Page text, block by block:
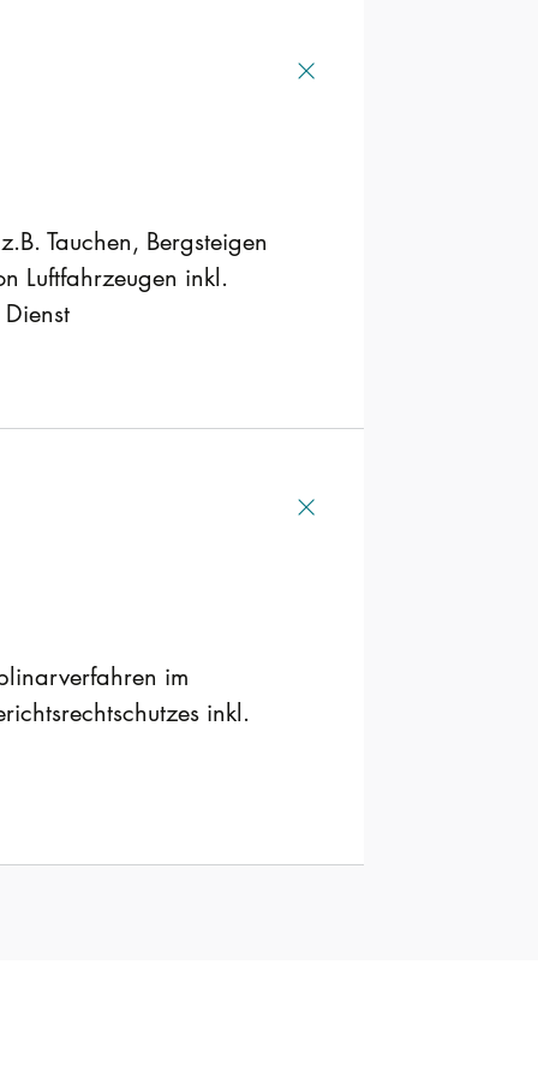
Tauchen, Bergsteigen
Luftfahrzeugen inkl.
im
inkl.